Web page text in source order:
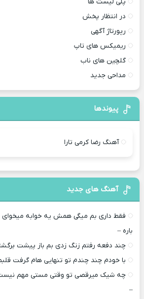
در انتظار پخش
رپورتاژ آگهی
ریمیکس های تاپ
گلچین های ناب
مداحی جدید
پیوندها
آهنگ رضا کرمی تارا
آهنگ های جدید
فقط داری بم میگی همش یه خوابه میخوای
باره –
چند دفعه رفتم زنگ زدی بم باز پیشت
با خودم چند چندم تو تنهایی هام گرفت
چه شیک میرقصی تو وقتی مستی مهم
–